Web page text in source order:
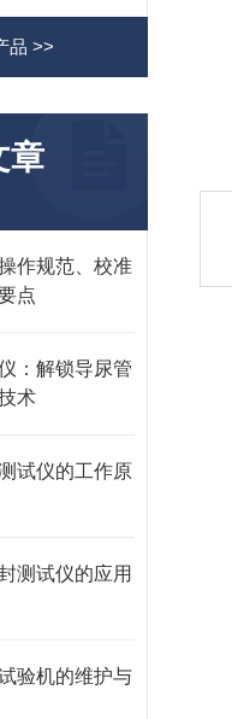
品 >>
章
作规范、校准
点
：解锁导尿管
术
试仪的工作原
测试仪的应用
验机的维护与